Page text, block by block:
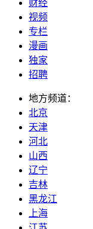
财经
视频
专栏
漫画
独家
招聘
地方频道：
北京
天津
河北
山西
辽宁
吉林
黑龙江
上海